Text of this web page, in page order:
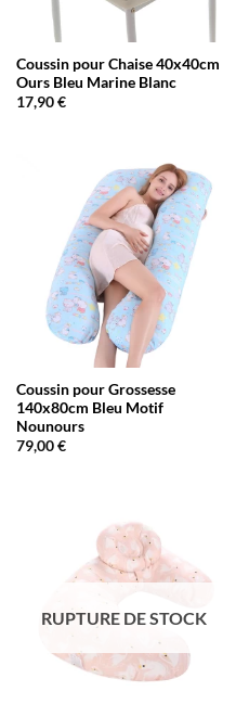
Coussin pour Chaise 40x40cm
Ours Bleu Marine Blanc
17,90€
Coussin pour Grossesse
140x80cm Bleu Motif
Nounours
79,00€
RUPTURE DE STOCK